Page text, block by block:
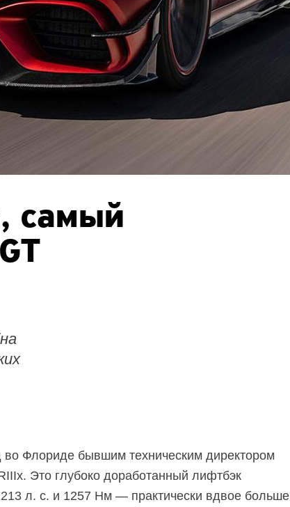
самый
во Флориде бывшим техническим директором
Это глубоко доработанный лифтбэк
л. с. и 1257 Нм — практически вдвое больше